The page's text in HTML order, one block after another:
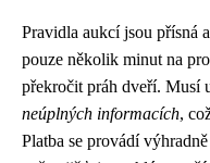
Pravidla aukcí jsou přísná
pouze několik minut na
překročit práh dveří. Musí
neúplných informacích,
Platba se provádí